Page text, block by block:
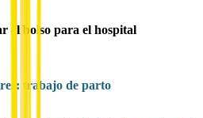
el bolso para el hospital
trabajo de parto